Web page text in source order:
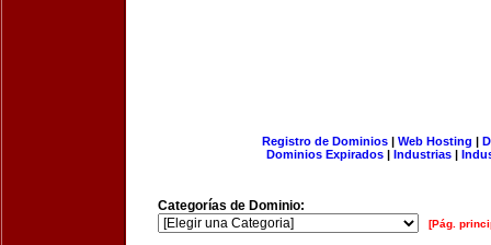
Registro de Dominios| Web Hosting |
Dominios Expirados | Industrias |
Categorías de Dominio:
[Pág.